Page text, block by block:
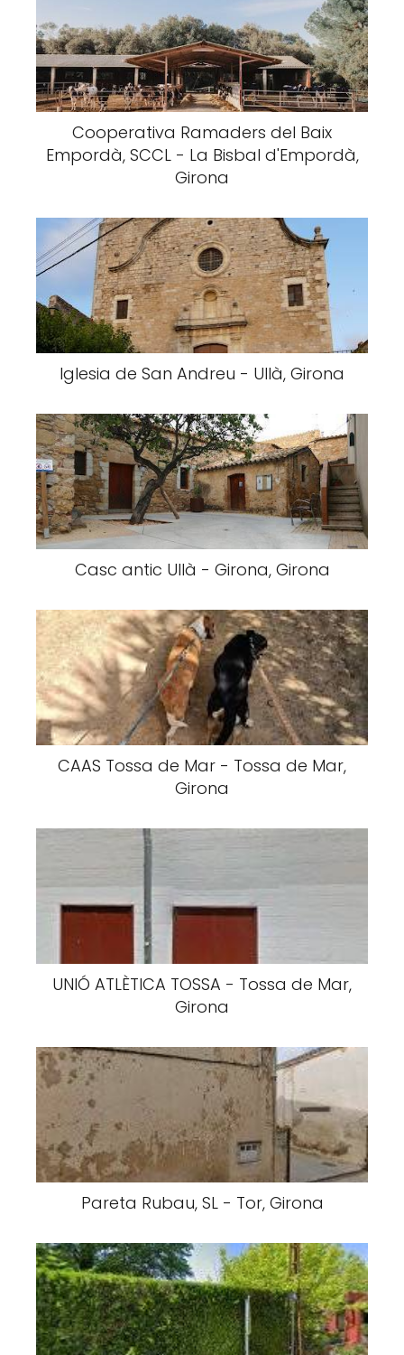
Cooperativa Ramaders del Baix
Empordà, SCCL - La Bisbal d'Empordà,
Girona
Iglesia de San Andreu - Ullà, Girona
Casc antic Ullà - Girona, Girona
CAAS Tossa de Mar - Tossa de Mar,
Girona
UNIÓ ATLÈTICA TOSSA - Tossa de Mar,
Girona
Pareta Rubau, SL - Tor, Girona